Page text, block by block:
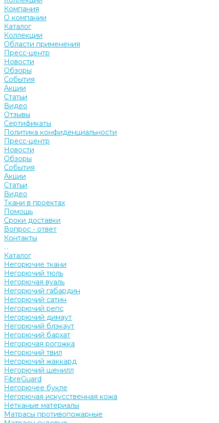
Компания
О компании
Каталог
Коллекции
Области применения
Пресс-центр
Новости
Обзоры
События
Акции
Статьи
Видео
Отзывы
Сертификаты
Политика конфиденциальности
Пресс-центр
Новости
Обзоры
События
Акции
Статьи
Видео
Ткани в проектах
Помощь
Сроки доставки
Вопрос - ответ
Контакты
...
Каталог
Негорючие ткани
Негорючий тюль
Негорючая вуаль
Негорючий габардин
Негорючий сатин
Негорючий репс
Негорючий димаут
Негорючий блэкаут
Негорючий бархат
Негорючая рогожка
Негорючий твил
Негорючий жаккард
Негорючий шенилл
FibreGuard
Негорючее букле
Негорючая искусственная кожа
Нетканые материалы
Матрасы противопожарные